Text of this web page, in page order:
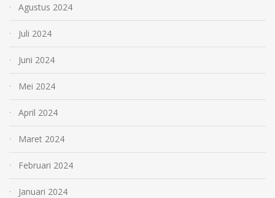
Agustus 2024
Juli 2024
Juni 2024
Mei 2024
April 2024
Maret 2024
Februari 2024
Januari 2024